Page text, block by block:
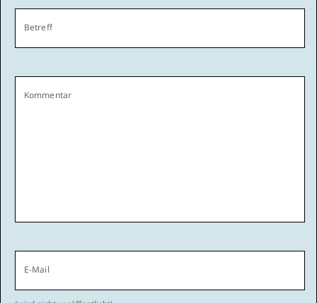
Betreff
Kommentar
E-Mail